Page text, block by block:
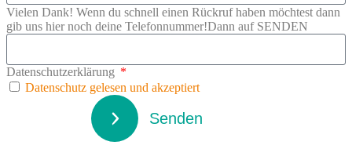
Vielen Dank! Wenn du schnell einen Rückruf haben möchtest dann
gib uns hier noch deine Telefonnummer!Dann auf SENDEN
Datenschutzerklärung
Datenschutz gelesen und akzeptiert
Senden